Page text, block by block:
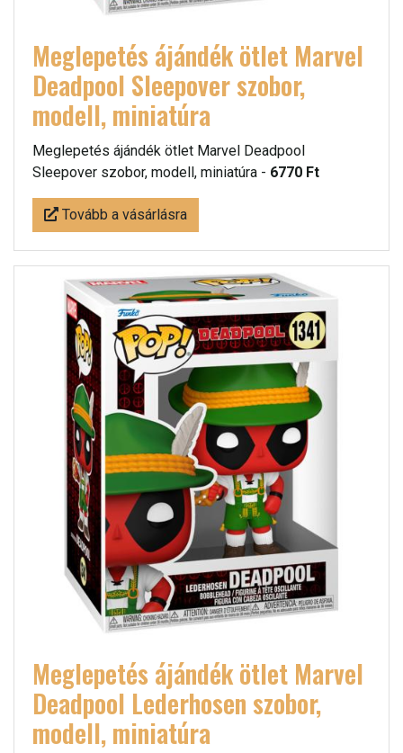
Meglepetés ájándék ötlet Marvel
Deadpool Sleepover szobor,
modell, miniatúra
Meglepetés ájándék ötlet Marvel Deadpool
Sleepover szobor, modell, miniatúra - 6770 Ft
Tovább a vásárlásra
Meglepetés ájándék ötlet Marvel
Deadpool Lederhosen szobor,
modell, miniatúra